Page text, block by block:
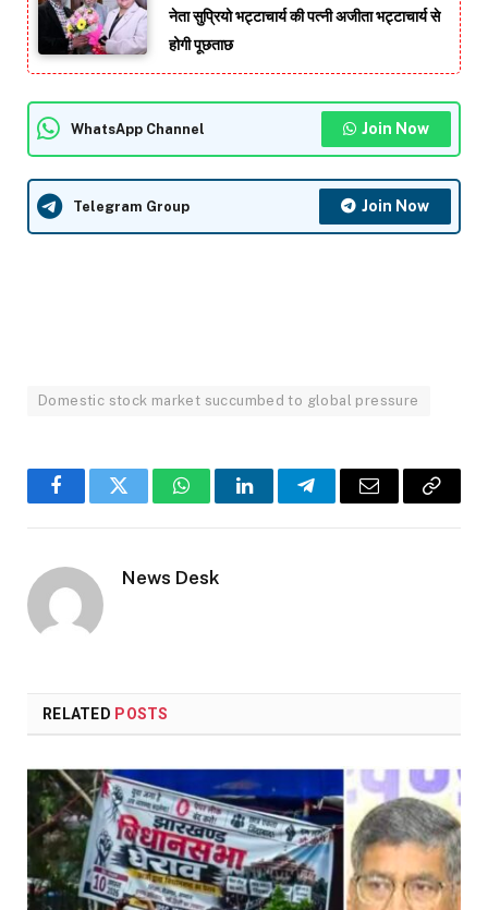
नेता सुप्रियो भट्टाचार्य की पत्नी अजीता भट्टाचार्य से
होगी पूछताछ
WhatsApp Channel Join Now
Telegram Group Join Now
Domestic stock market succumbed to global pressure
FacebookTwitter WhatsAppLinkedInTelegramEmail
Copy
News Desk
RELATED POSTS